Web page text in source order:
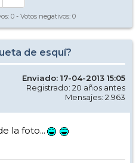
0 - Votos negativos: 0
de esquí?
Enviado: 17-04-2013 15:05
Registrado: 20 años antes
Mensajes: 2.963
la foto...